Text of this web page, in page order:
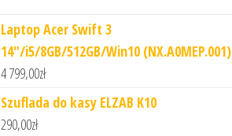
Laptop Acer Swift 3
14"/i5/8GB/512GB/Win10 (NX.A0MEP.001)
4 799,00zł
Szuflada do kasy ELZAB K10
290,00zł